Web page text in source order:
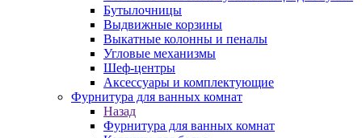
Бутылочницы
Выдвижные корзины
Выкатные колонны и пеналы
Угловые механизмы
Шеф-центры
Аксессуары и комплектующие
Фурнитура для ванных комнат
Назад
Фурнитура для ванных комнат